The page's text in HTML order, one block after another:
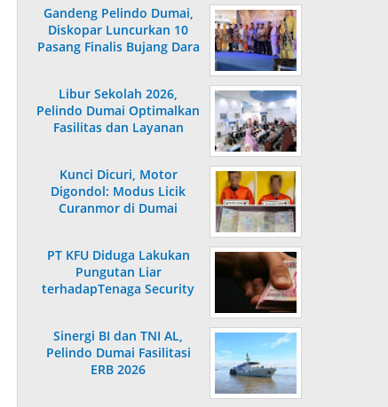
Gandeng Pelindo Dumai,
Diskopar Luncurkan 10
Pasang Finalis Bujang Dara
Libur Sekolah 2026,
Pelindo Dumai Optimalkan
Fasilitas dan Layanan
Kunci Dicuri, Motor
Digondol: Modus Licik
Curanmor di Dumai
PT KFU Diduga Lakukan
Pungutan Liar
terhadapTenaga Security
Sinergi BI dan TNI AL,
Pelindo Dumai Fasilitasi
ERB 2026